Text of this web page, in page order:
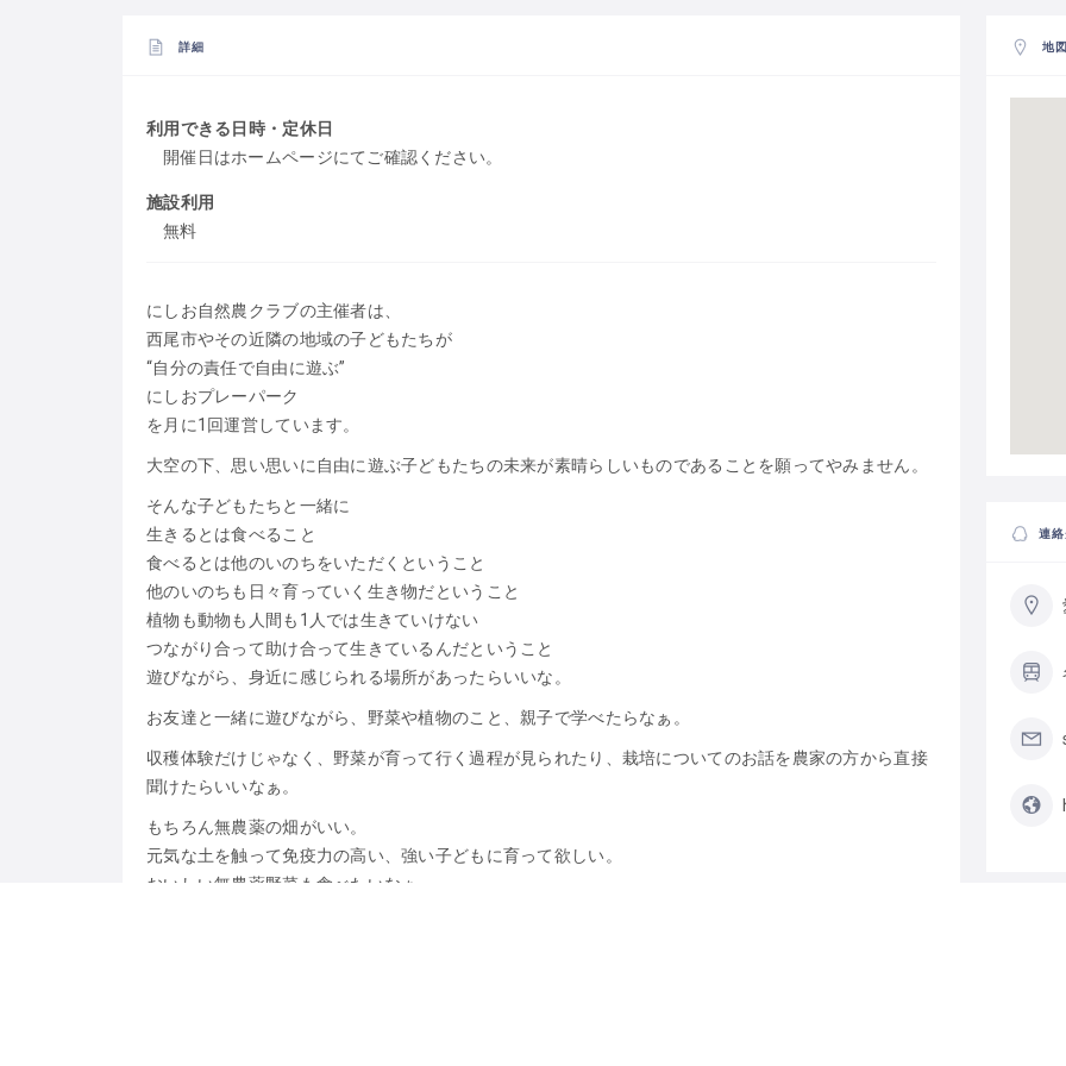
詳細
利用できる日時・定休日
開催日はホームページにてご確認ください。
施設利用
無料
にしお自然農クラブの主催者は、
西尾市やその近隣の地域の子どもたちが
“自分の責任で自由に遊ぶ”
にしおプレーパーク
を月に1回運営しています。
大空の下、思い思いに自由に遊ぶ子どもたちの未来が素晴らしいものであることを願ってやみません。
そんな子どもたちと一緒に
生きるとは食べること
食べるとは他のいのちをいただくということ
他のいのちも日々育っていく生き物だということ
植物も動物も人間も1人では生きていけない
つながり合って助け合って生きているんだということ
遊びながら、身近に感じられる場所があったらいいな。
お友達と一緒に遊びながら、野菜や植物のこと、親子で学べたらなぁ。
収穫体験だけじゃなく、野菜が育って行く過程が見られたり、栽培についてのお話を農家の方から直接
聞けたらいいなぁ。
もちろん無農薬の畑がいい。
元気な土を触って免疫力の高い、強い子どもに育って欲しい。
おいしい無農薬野菜も食べたいなぁ。
地
連